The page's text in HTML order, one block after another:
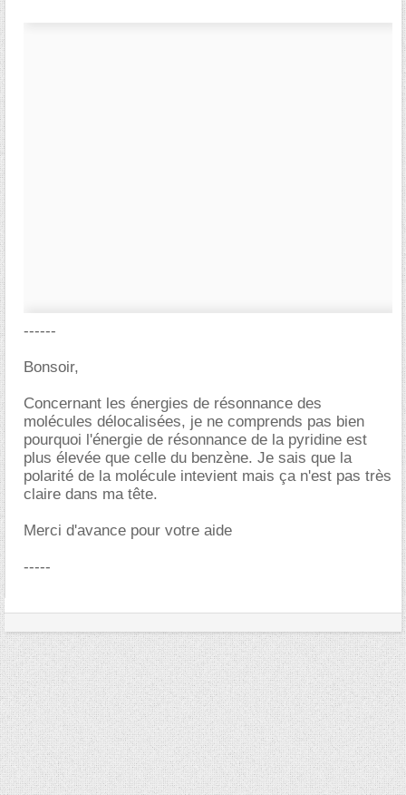
------
Bonsoir,
Concernant les énergies de résonnance des
molécules délocalisées, je ne comprends pas bien
pourquoi l'énergie de résonnance de la pyridine est
plus élevée que celle du benzène. Je sais que la
polarité de la molécule intevient mais ça n'est pas très
claire dans ma tête.
Merci d'avance pour votre aide
-----